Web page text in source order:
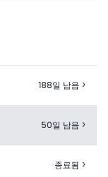
188일 남음 >
50일 남음 >
종료됨 >